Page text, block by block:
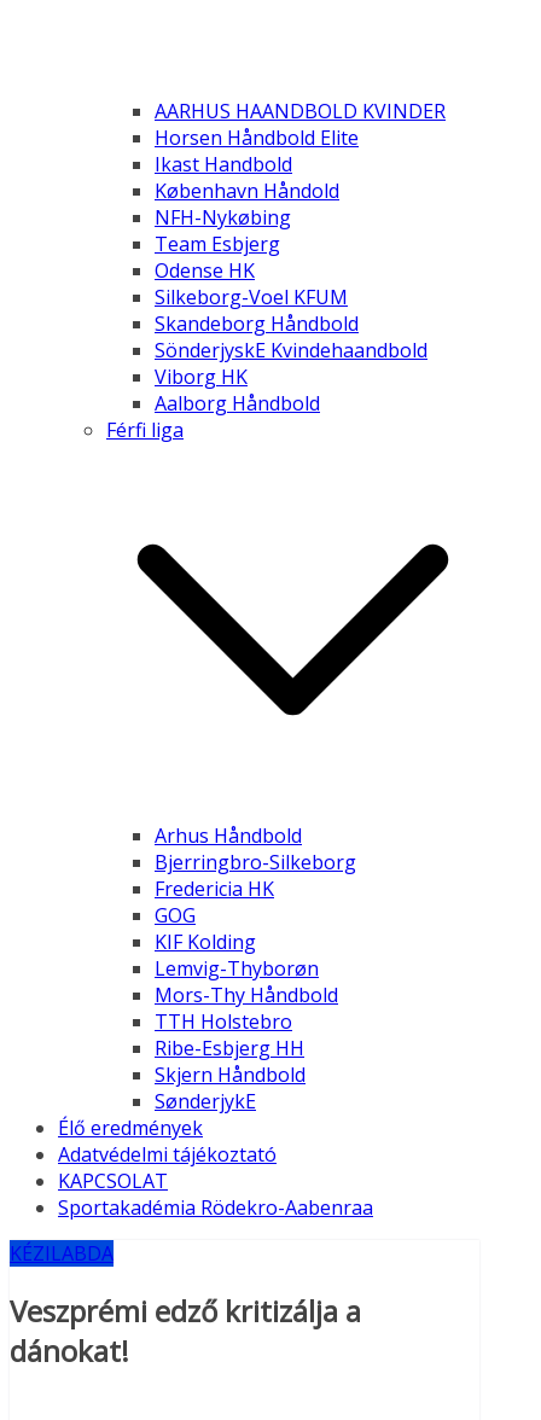
AARHUS HAANDBOLD KVINDER
Horsen Håndbold Elite
Ikast Handbold
København Håndold
NFH-Nykøbing
Team Esbjerg
Odense HK
Silkeborg-Voel KFUM
Skandeborg Håndbold
SönderjyskE Kvindehaandbold
Viborg HK
Aalborg Håndbold
Férfi liga
Arhus Håndbold
Bjerringbro-Silkeborg
Fredericia HK
GOG
KIF Kolding
Lemvig-Thyborøn
Mors-Thy Håndbold
TTH Holstebro
Ribe-Esbjerg HH
Skjern Håndbold
SønderjykE
Élő eredmények
Adatvédelmi tájékoztató
KAPCSOLAT
Sportakadémia Rödekro-Aabenraa
KÉZILABDA
Veszprémi edző kritizálja a
dánokat!